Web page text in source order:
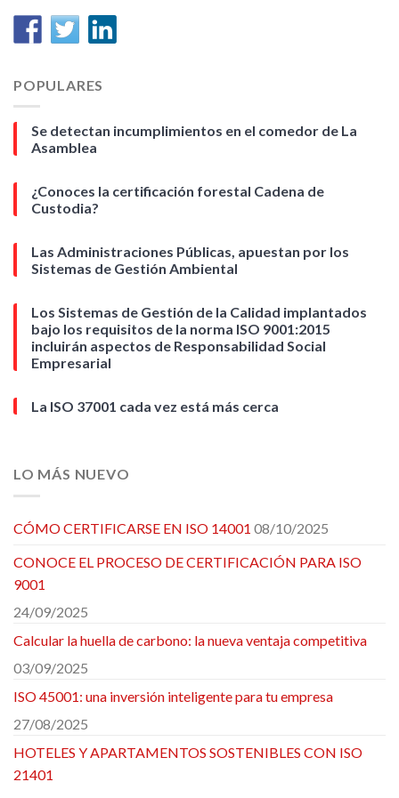
POPULARES
Se detectan incumplimientos en el comedor de La
Asamblea
¿Conoces la certificación forestal Cadena de
Custodia?
Las Administraciones Públicas, apuestan por los
Sistemas de Gestión Ambiental
Los Sistemas de Gestión de la Calidad implantados
bajo los requisitos de la norma ISO 9001:2015
incluirán aspectos de Responsabilidad Social
Empresarial
La ISO 37001 cada vez está más cerca
LO MÁS NUEVO
CÓMO CERTIFICARSE EN ISO 14001 08/10/2025
CONOCE EL PROCESO DE CERTIFICACIÓN PARA ISO
9001
24/09/2025
Calcular la huella de carbono: la nueva ventaja competitiva
03/09/2025
ISO 45001: una inversión inteligente para tu empresa
27/08/2025
HOTELES Y APARTAMENTOS SOSTENIBLES CON ISO
21401